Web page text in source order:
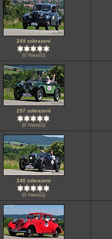
249 zobrazení
(0 hlas(ů))
257 zobrazení
(0 hlas(ů))
240 zobrazení
(0 hlas(ů))